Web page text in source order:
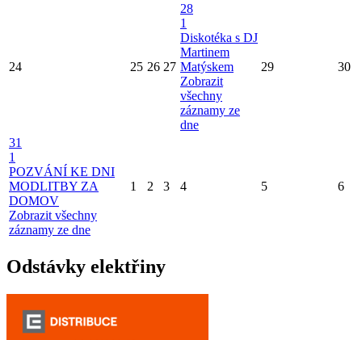
24 25 26 27
28
1
Diskotéka s DJ
Martinem
Matýskem
Zobrazit
všechny
záznamy ze
dne
29 30
31
1
POZVÁNÍ KE DNI
MODLITBY ZA
DOMOV
Zobrazit všechny
záznamy ze dne
1 2 3 4 5 6
Odstávky elektřiny